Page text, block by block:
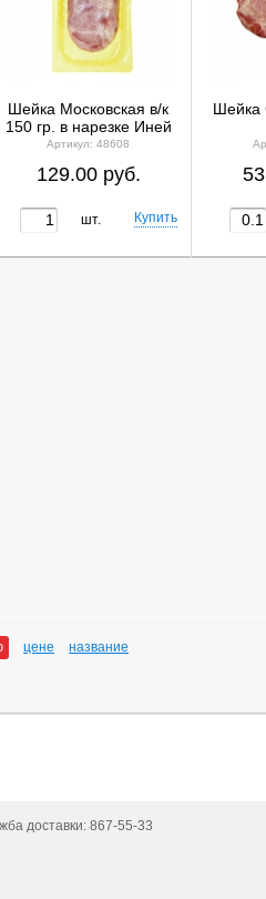
Шейка Московская в/к
150 гр. в нарезке Иней
Артикул: 48608
129.00 руб.
шт.
Шейка
цене название
доставки: 867-55-33